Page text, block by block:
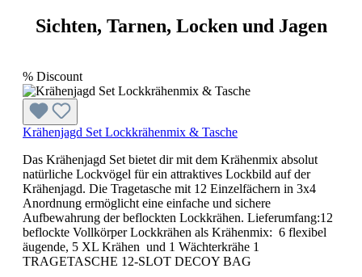
Sichten, Tarnen, Locken und Jagen
% Discount
Krähenjagd Set Lockkrähenmix & Tasche
Das Krähenjagd Set bietet dir mit dem Krähenmix absolut
natürliche Lockvögel für ein attraktives Lockbild auf der
Krähenjagd. Die Tragetasche mit 12 Einzelfächern in 3x4
Anordnung ermöglicht eine einfache und sichere
Aufbewahrung der beflockten Lockkrähen. Lieferumfang:12
beflockte Vollkörper Lockkrähen als Krähenmix: 6 flexibel
äugende, 5 XL Krähen und 1 Wächterkrähe 1
TRAGETASCHE 12-SLOT DECOY BAG